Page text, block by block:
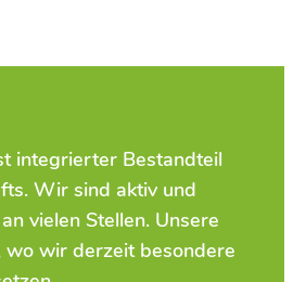
integrierter Bestandteil
Wir sind aktiv und
vielen Stellen. Unsere
wo wir derzeit besondere